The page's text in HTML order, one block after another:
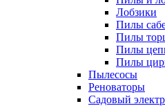
Лобзики
Пилы
Пилы
Пилы
Пилы
Пылесосы
Реноваторы
Садовый